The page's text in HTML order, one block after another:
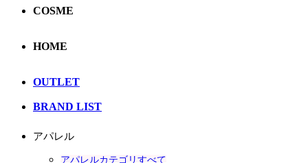
COSME
HOME
OUTLET
BRAND LIST
アパレル
アパレルカテゴリすべて